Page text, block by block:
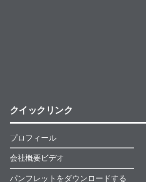
クイックリンク
プロフィール
会社概要ビデオ
パンフレットをダウンロードする